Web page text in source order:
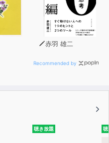
の転換点―1990年代
ィになる社会―2000年
」なのか？―2010年代
コツをお伝えします
いると
なるのか』が
すぎだろう！ 笑えねえ
赤羽 雄二
Recommended by
聴き放題 聴